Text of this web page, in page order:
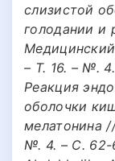
слизистой
голодании и
– Т. 16. – №.
Реакция
оболочки
мелатонина
№. 4. – С. 62-